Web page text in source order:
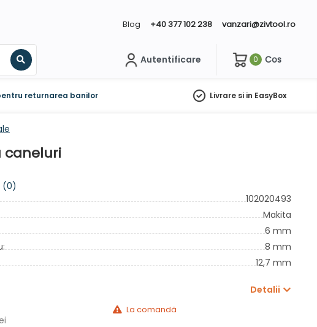
Blog +40 377 102 238 vanzari@zivtool.ro
Search
Autentificare 0 Cos
returnarea banilor Livrare si in EasyBox
caneluri
(0)
102020493
Makita
6 mm
8 mm
12,7 mm
Detalii
La comandă